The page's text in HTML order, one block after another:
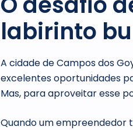
labirinto
A cidade de Campos dos
excelentes oportunidades
Mas, para aproveitar esse
Quando um empreendedor